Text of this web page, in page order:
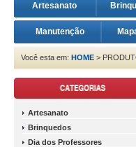
Artesanato
Manutenção
Você esta em: HOME >
Artesanato
Brinquedos
Dia dos Professores